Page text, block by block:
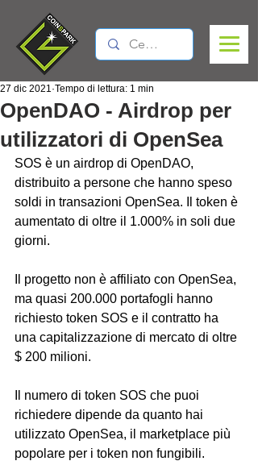
OpenDAO - Airdrop per
utilizzatori di OpenSea
27 dic 2021 Tempo di lettura: 1 min
SOS è un airdrop di OpenDAO,
distribuito a persone che hanno speso
soldi in transazioni OpenSea. Il token è
aumentato di oltre il 1.000% in soli due
giorni.
Il progetto non è affiliato con OpenSea,
ma quasi 200.000 portafogli hanno
richiesto token SOS e il contratto ha
una capitalizzazione di mercato di oltre
$ 200 milioni.
Il numero di token SOS che puoi
richiedere dipende da quanto hai
utilizzato OpenSea, il marketplace più
popolare per i token non fungibili.